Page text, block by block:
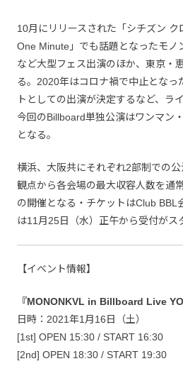
10月にリリースされた「シチズン
One Minute」でも話題となったモノ
など大型フェス出演のほか、東京・
る。2020年はコロナ禍で中止となっ
トとしての出演が決定するなど、ラ
今回のBillboard単独公演はワンマン
となる。
横浜、大阪共にそれぞれ2部制での
観点から各会場の最大収容人数を通
の開催となる・チケットはClub
は11月25日（水）正午から受付がス
【イベント情報】
『MONONKVL in Billboard Live
日時：2021年1月16日（土）
[1st] OPEN 15:30 / START 16:30
[2nd] OPEN 18:30 / START 19:30